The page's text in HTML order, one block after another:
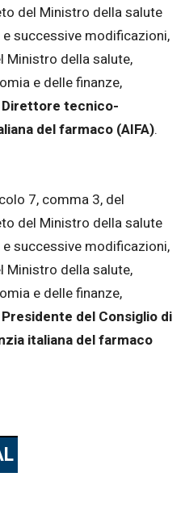
del Ministro della salute
successive modificazioni,
Ministro della salute,
e delle finanze,
Direttore tecnico-
del farmaco (AIFA).
7, comma 3, del
del Ministro della salute
successive modificazioni,
Ministro della salute,
e delle finanze,
del Consiglio di
italiana del farmaco